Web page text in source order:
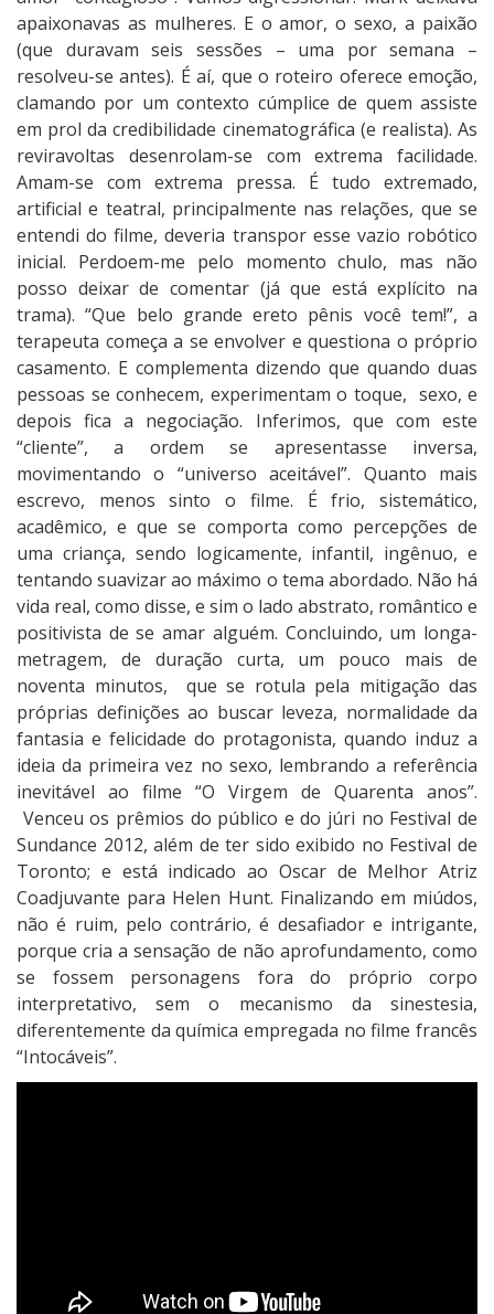
apaixonavas as mulheres. E o amor, o sexo, a paixão
(que duravam seis sessões – uma por semana –
resolveu-se antes). É aí, que o roteiro oferece emoção,
clamando por um contexto cúmplice de quem assiste
em prol da credibilidade cinematográfica (e realista). As
reviravoltas desenrolam-se com extrema facilidade.
Amam-se com extrema pressa. É tudo extremado,
artificial e teatral, principalmente nas relações, que se
entendi do filme, deveria transpor esse vazio robótico
inicial. Perdoem-me pelo momento chulo, mas não
posso deixar de comentar (já que está explícito na
trama). “Que belo grande ereto pênis você tem!”, a
terapeuta começa a se envolver e questiona o próprio
casamento. E complementa dizendo que quando duas
pessoas se conhecem, experimentam o toque, sexo, e
depois fica a negociação. Inferimos, que com este
“cliente”, a ordem se apresentasse inversa,
movimentando o “universo aceitável”. Quanto mais
escrevo, menos sinto o filme. É frio, sistemático,
acadêmico, e que se comporta como percepções de
uma criança, sendo logicamente, infantil, ingênuo, e
tentando suavizar ao máximo o tema abordado. Não há
vida real, como disse, e sim o lado abstrato, romântico e
positivista de se amar alguém. Concluindo, um longa-
metragem, de duração curta, um pouco mais de
noventa minutos, que se rotula pela mitigação das
próprias definições ao buscar leveza, normalidade da
fantasia e felicidade do protagonista, quando induz a
ideia da primeira vez no sexo, lembrando a referência
inevitável ao filme “O Virgem de Quarenta anos”.
Venceu os prêmios do público e do júri no Festival de
Sundance 2012, além de ter sido exibido no Festival de
Toronto; e está indicado ao Oscar de Melhor Atriz
Coadjuvante para Helen Hunt. Finalizando em miúdos,
não é ruim, pelo contrário, é desafiador e intrigante,
porque cria a sensação de não aprofundamento, como
se fossem personagens fora do próprio corpo
interpretativo, sem o mecanismo da sinestesia,
diferentemente da química empregada no filme francês
“Intocáveis”.